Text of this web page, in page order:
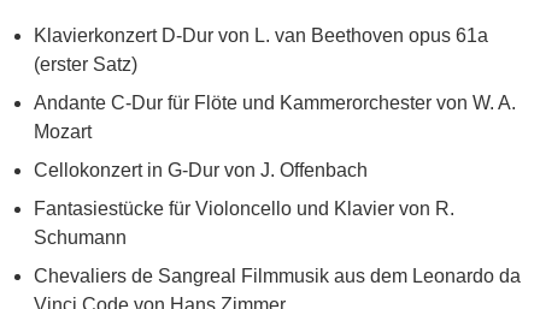
Klavierkonzert D-Dur von L. van Beethoven opus 61a
(erster Satz)
Andante C-Dur für Flöte und Kammerorchester von W. A.
Mozart
Cellokonzert in G-Dur von J. Offenbach
Fantasiestücke für Violoncello und Klavier von R.
Schumann
Chevaliers de Sangreal Filmmusik aus dem Leonardo da
Vinci Code von Hans Zimmer